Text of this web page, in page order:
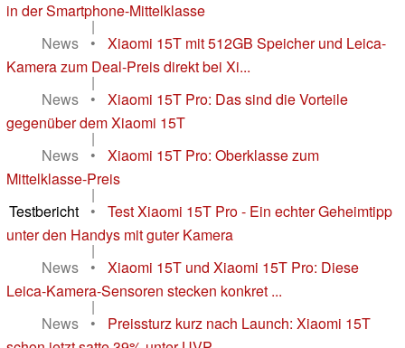
in der Smartphone-Mittelklasse
|
News
•
Xiaomi 15T mit 512GB Speicher und Leica-
Kamera zum Deal-Preis direkt bei Xi...
|
News
•
Xiaomi 15T Pro: Das sind die Vorteile
gegenüber dem Xiaomi 15T
|
News
•
Xiaomi 15T Pro: Oberklasse zum
Mittelklasse-Preis
|
Testbericht
•
Test Xiaomi 15T Pro - Ein echter Geheimtipp
unter den Handys mit guter Kamera
|
News
•
Xiaomi 15T und Xiaomi 15T Pro: Diese
Leica-Kamera-Sensoren stecken konkret ...
|
News
•
Preissturz kurz nach Launch: Xiaomi 15T